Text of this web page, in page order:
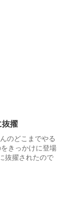
抜擢
のどこまでやる
きっかけに登場
抜擢されたので